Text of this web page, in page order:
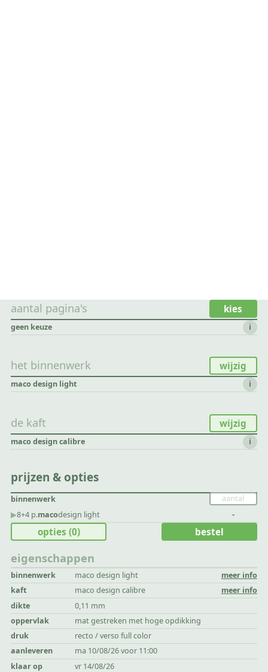
aantal pagina's kies
geen keuze i
het binnenwerk wijzig
maco design light i
de kaft wijzig
maco design calibre i
prijzen & opties
binnenwerk
▶︎8+4 p.macodesign light -
eigenschappen
binnenwerk maco design light
meer info
kaft
maco design calibre
meer info
dikte
0,11 mm
oppervlak
mat gestreken met hoge opdikking
druk
recto / verso full color
aanleveren
ma 10/08/26 voor 11:00
klaar op
vr 14/08/26
opties (0) bestel